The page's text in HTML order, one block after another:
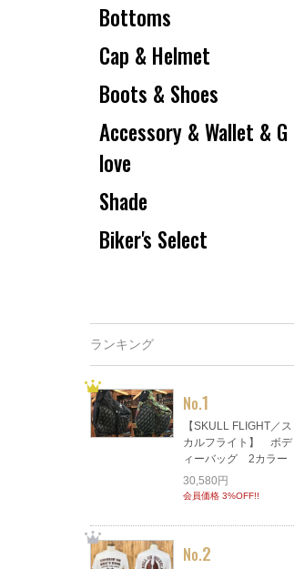
Bottoms
Cap & Helmet
Boots & Shoes
Accessory & Wallet & G
love
Shade
Biker's Select
ランキング
No.1
【SKULL FLIGHT／ス
カルフライト】 ボデ
ィーバッグ 2カラー
30,580円
会員価格 3%OFF!!
No.2